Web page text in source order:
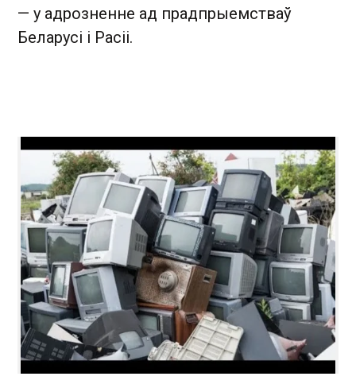
— у адрозненне ад прадпрыемстваў
Беларусі і Расіі.